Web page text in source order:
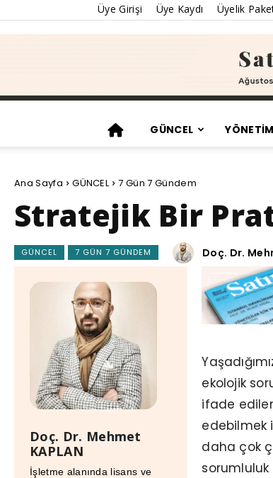
Üye Girişi Üye Kaydı Üyelik
GÜNCEL YÖNETİM
Ana Sayfa GÜNCEL 7 Gün 7 Gündem
Stratejik Bir
GÜNCEL 7 GÜN 7 GÜNDEM Doç. Dr.
Doç. Dr. Mehmet
KAPLAN
İşletme alanında lisans ve
ekolojik
ifade
edebilmek
daha çok